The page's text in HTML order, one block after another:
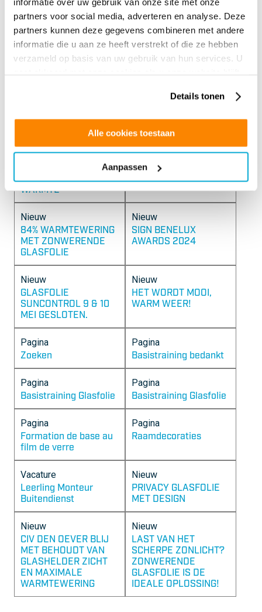
partners voor social media, adverteren en analyse. Deze
partners kunnen deze gegevens combineren met andere
informatie die u aan ze heeft verstrekt of die ze hebben
verzameld op basis van uw gebruik van hun services. U
Details tonen
Alle cookies toestaan
Aanpassen
Nieuw
LAST VAN HET FELLE
ZONLICHT?
Nieuw
SIGN BENELUX
AWARD 2024
Nieuw Nieuw
FANTASTISCH
GLASFOLIE
OPLOSSING TEGEN DE
WARMTE
Nieuw
PRIVACY GLASFOLIE
Nieuw
84% WARMTEWERING
MET ZONWERENDE
GLASFOLIE
Nieuw
SIGN BENELUX
AWARDS 2024
Nieuw
GLASFOLIE
SUNCONTROL 9 & 10
MEI GESLOTEN.
Nieuw
HET WORDT MOOI,
WARM WEER!
Pagina
Zoeken
Pagina
Basistraining bedankt
Pagina
Basistraining Glasfolie
Pagina
Basistraining Glasfolie
Pagina
Formation de base au
film de verre
Pagina
Raamdecoraties
Vacature
Leerling Monteur
Buitendienst
Nieuw
PRIVACY GLASFOLIE
MET DESIGN
Nieuw
CIV DEN OEVER BLIJ
MET BEHOUDT VAN
GLASHELDER ZICHT
EN MAXIMALE
WARMTEWERING
Nieuw
LAST VAN HET
SCHERPE ZONLICHT?
ZONWERENDE
GLASFOLIE IS DE
IDEALE OPLOSSING!